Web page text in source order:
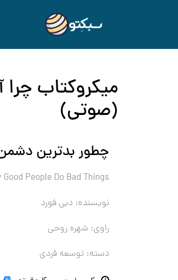
میکروکتاب
(صوتی)
چطور بدترین
People Do Bad Things
نویسنده: دبی فورد
راوی: شهره روحی
دسته: توسعه فردی